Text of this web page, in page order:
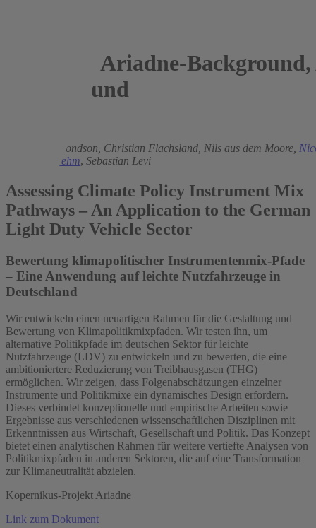
Ariadne-
Hintergrund
Duncan Edmondson, Christian Flachsland, Nils aus dem Moore,
Johannes Brehm, Sebastian Levi
Assessing Climate Policy Instrument Mix
Pathways – An Application to the German
Light Duty Vehicle Sector
Bewertung klimapolitischer Instrumentenmix-Pfade
– Eine Anwendung auf leichte Nutzfahrzeuge in
Deutschland
Wir entwickeln einen neuartigen Rahmen für die Gestaltung und
Bewertung von Klimapolitikmixpfaden. Wir testen ihn, um
alternative Politikpfade im deutschen Sektor für leichte
Nutzfahrzeuge (LDV) zu entwickeln und zu bewerten, die eine
ambitioniertere Reduzierung von Treibhausgasen (THG)
ermöglichen. Wir zeigen, dass Folgenabschätzungen einzelner
Instrumente und Politikmixe ein dynamisches Design erfordern.
Dieses verbindet konzeptionelle und empirische Arbeiten sowie
Ergebnisse aus verschiedenen wissenschaftlichen Disziplinen mit
Erkenntnissen aus Wirtschaft, Gesellschaft und Politik. Das Konzept
bietet einen analytischen Rahmen für weitere vertiefte Analysen von
Politikmixpfaden in anderen Sektoren, die auf eine Transformation
zur Klimaneutralität abzielen.
Kopernikus-Projekt Ariadne
Link zum Dokument